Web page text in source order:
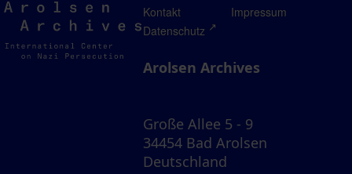
Arolsen
Archives
Kontakt
Impressum
Datenschutz
Arolsen Archives
Große Allee 5 - 9
34454 Bad Arolsen
Deutschland